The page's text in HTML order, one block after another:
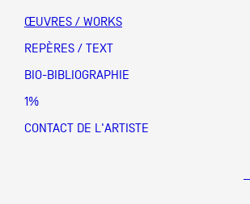
Équipe
Partenaires
Crédits
Actions
ŒUVRES / WORKS
REPÈRES / TEXT
BIO-BIBLIOGRAPHIE
1%
CONTACT DE L'ARTISTE